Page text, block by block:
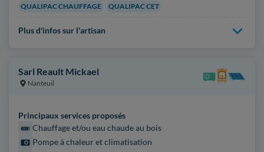
QUALIPAC CHAUFFAGE QUALIPAC CET
Plus d'infos sur l'artisan
Sarl Reault Mickael
Nanteuil
Principaux services proposés
Chauffage et/ou eau chaude au bois
Pompe à chaleur et climatisation